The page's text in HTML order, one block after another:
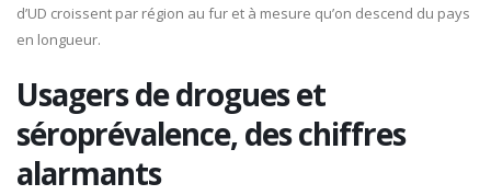
d’UD croissent par région au fur et à mesure qu’on descend du pays
en longueur.
Usagers de drogues et
séroprévalence, des chiffres
alarmants